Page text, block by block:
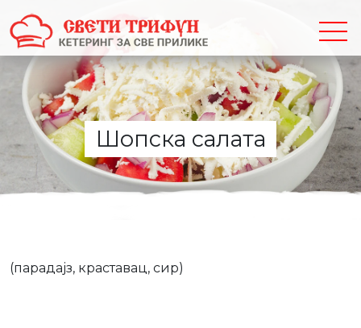
Шопска салата
(парадајз, краставац, сир)